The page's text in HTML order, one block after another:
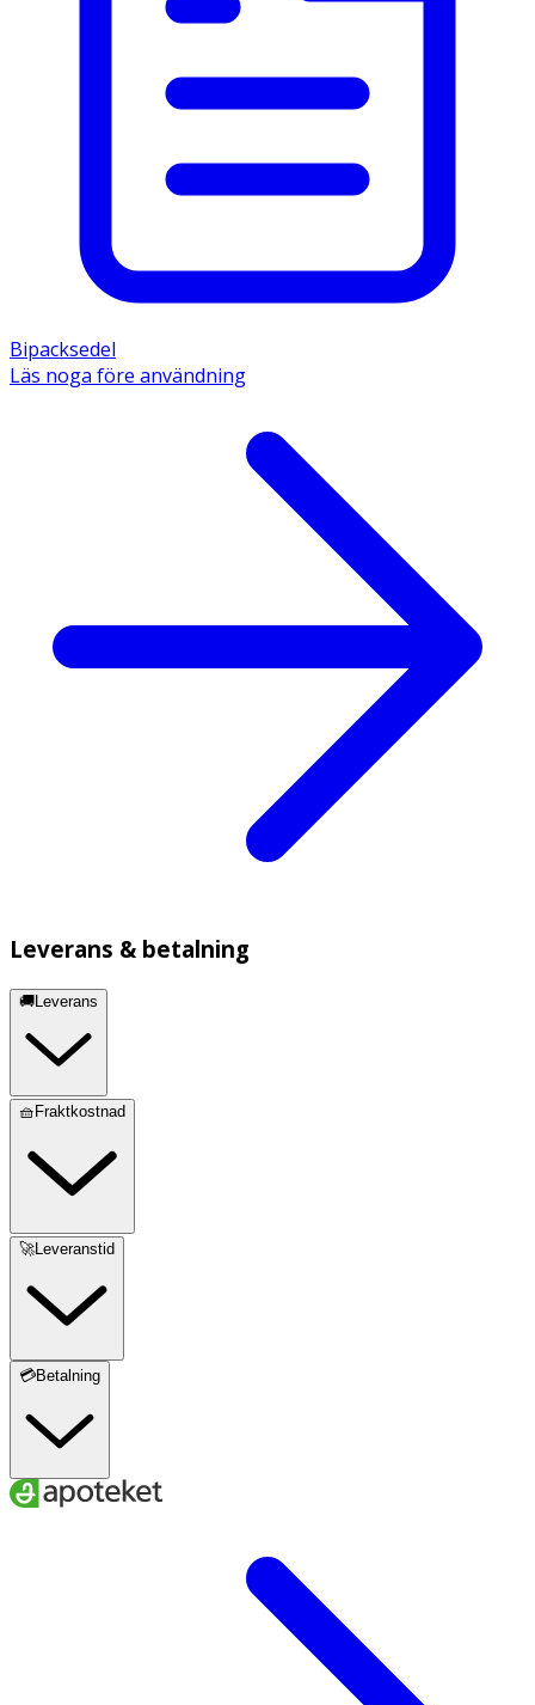
Bipacksedel
Läs noga före användning
Leverans & betalning
🚚Leverans
🧺Fraktkostnad
🚀Leveranstid
💳Betalning